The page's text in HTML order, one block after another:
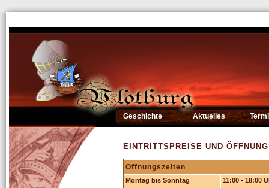
Geschichte Aktuelles
EINTRITTSPREISE UND
Öffnungszeiten
Montag bis Sonntag 11:00 - 18:00